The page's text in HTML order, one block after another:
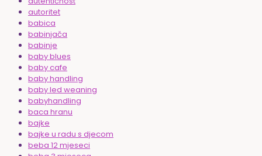
autoritet
babica
babinjača
babinje
baby blues
baby cafe
baby handling
baby led weaning
babyhandling
baca hranu
bajke
bajke u radu s djecom
beba 12 mjeseci